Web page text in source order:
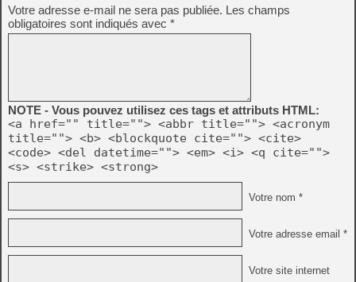
Votre adresse e-mail ne sera pas publiée. Les champs
obligatoires sont indiqués avec *
NOTE - Vous pouvez utilisez ces tags et attributs HTML:
<a href="" title=""> <abbr title=""> <acronym
title=""> <b> <blockquote cite=""> <cite>
<code> <del datetime=""> <em> <i> <q cite="">
<s> <strike> <strong>
Votre nom *
Votre adresse email *
Votre site internet